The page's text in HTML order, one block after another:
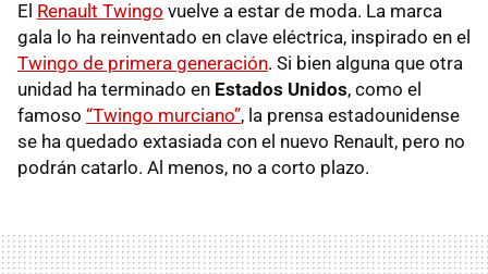
El Renault Twingo vuelve a estar de moda. La marca
gala lo ha reinventado en clave eléctrica, inspirado en el
Twingo de primera generación. Si bien alguna que otra
unidad ha terminado en Estados Unidos, como el
famoso “Twingo murciano”, la prensa estadounidense
se ha quedado extasiada con el nuevo Renault, pero no
podrán catarlo. Al menos, no a corto plazo.